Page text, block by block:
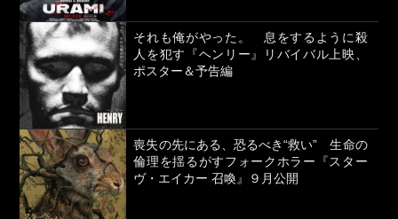
それも俺がやった。 息をするように殺
人を犯す『ヘンリー』リバイバル上映、
ポスター＆予告編
喪失の先にある、恐るべき“救い” 生命の
倫理を揺るがすフォークホラー『スター
ヴ・エイカー 召喚』９月公開